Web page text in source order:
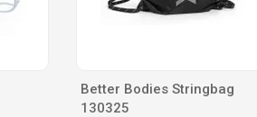
Better Bodies Stringbag
130325